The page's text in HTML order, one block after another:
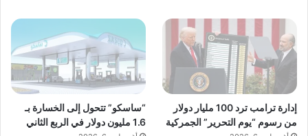
تتوفر منتجات KRATOS حالياً في عدد من أسواق الشرق الأوسط،
مع خطط توسع مستقبلية تشمل:
دول الخليج العربي
أوروبا
إدارة ترامب ترد 100 مليار دولار
من رسوم “يوم التحرير” الجمركية
“ساسكو” تتحول إلى الخسارة بـ
1.6 مليون دولار في الربع الثاني